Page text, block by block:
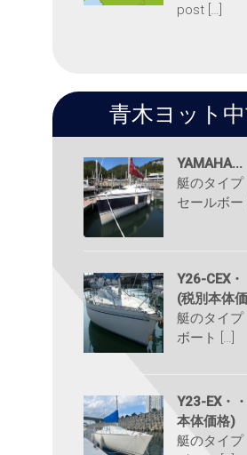
post […]
青木ヨット
YAMAHA...
艇のタイプ
セールボー
Y26-CEX
(税別本体
艇のタイ
ボート […]
Y23-EX・
本体価格)
艇のタイ